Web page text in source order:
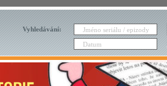
Vyhledávání: